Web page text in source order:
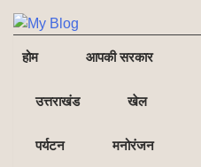
NE
NEWS ELEMENTOR
होम आपकी सरकार
उत्तराखंड खेल
पर्यटन मनोरंजन